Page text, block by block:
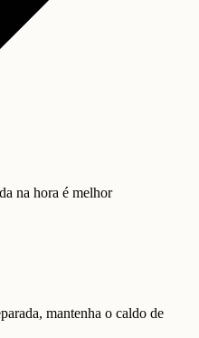
na hora é melhor
mantenha o caldo de